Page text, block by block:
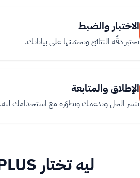
الاختبار والضبط
نختبر دقّة النتائج ونحسّنها على بياناتك.
الإطلاق والمتابعة
ننشر الحل وندعمك ونطوّره مع استخدامك ليه.
ليه تختار IT PLUS لحلول الذكاء الاصطناعي؟